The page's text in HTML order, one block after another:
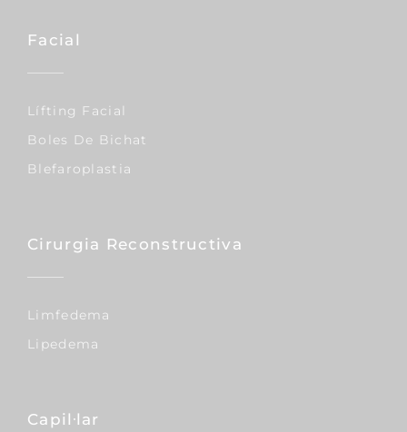
Facial
Lífting Facial
Boles De Bichat
Blefaroplastia
Cirurgia Reconstructiva
Limfedema
Lipedema
Capil·lar